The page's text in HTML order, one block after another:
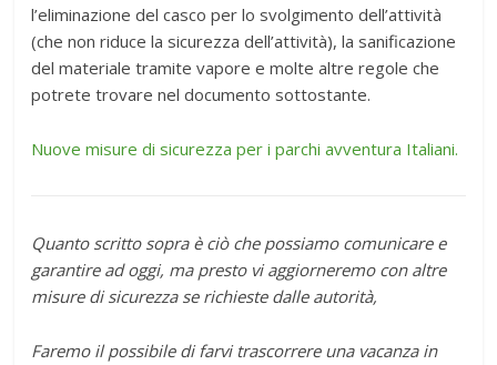
l’eliminazione del casco per lo svolgimento dell’attività
(che non riduce la sicurezza dell’attività), la sanificazione
del materiale tramite vapore e molte altre regole che
potrete trovare nel documento sottostante.
Nuove misure di sicurezza per i parchi avventura Italiani.
Quanto scritto sopra è ciò che possiamo comunicare e
garantire ad oggi, ma presto vi aggiorneremo con altre
misure di sicurezza se richieste dalle autorità,
Faremo il possibile di farvi trascorrere una vacanza in